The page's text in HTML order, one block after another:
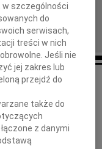
2010 roku
lotniczej w Smoleńsku
w szczególności
do
serwisach,
treści w nich
Jeśli nie
jej zakres lub
przejdź do
także do
z danymi